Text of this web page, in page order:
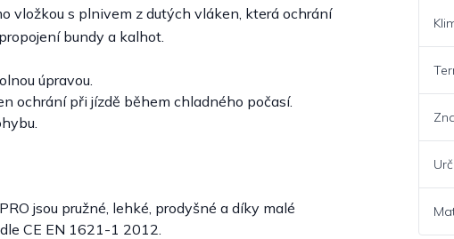
vložkou s plnivem z dutých vláken, která ochrání
bundy a kalhot.
úpravou.
ochrání při jízdě během chladného počasí.
jsou pružné, lehké, prodyšné a díky malé
CE EN 1621-1 2012.